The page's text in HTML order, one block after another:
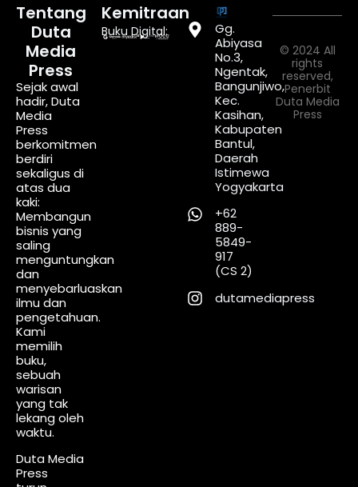
Tentang
Duta
Media
Press
Sejak awal
hadir, Duta
Media
Press
berkomitmen
berdiri
sekaligus di
atas dua
kaki:
Membangun
bisnis yang
saling
menguntungkan
dan
menyebarluaskan
ilmu dan
pengetahuan.
Kami
memilih
buku,
sebuah
warisan
yang tak
lekang oleh
waktu.
Duta Media
Press
Kemitraan
Buku Digital:
Gg.
Abiyasa
No.3,
Ngentak,
Bangunjiwo,
Kec.
Kasihan,
Kabupaten
Bantul,
Daerah
Istimewa
Yogyakarta
+62
889-
5849-
917
(CS 2)
dutamediapress
© 2024 All
rights
reserved,
Penerbit
Duta Media
Press